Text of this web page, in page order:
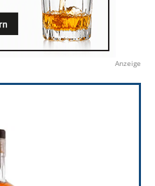
Anzeige